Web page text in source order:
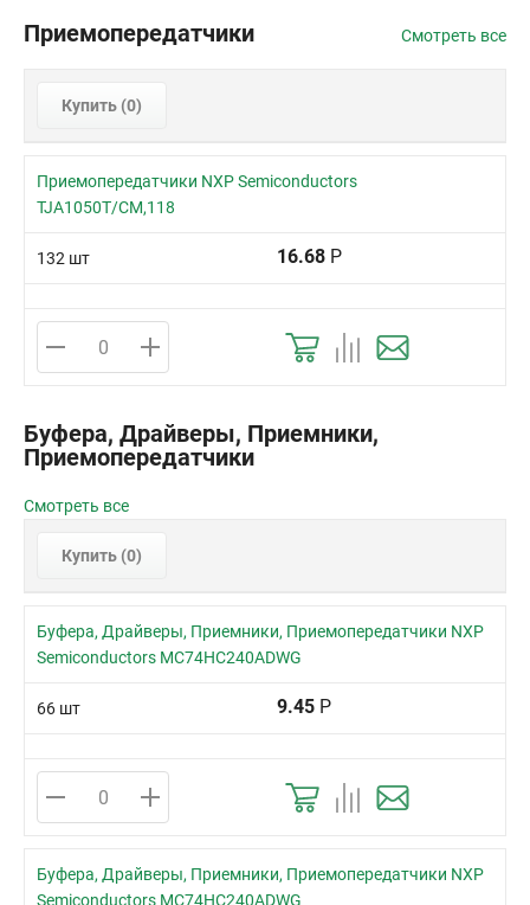
Приемопередатчики Смотреть все
Купить (0)
Приемопередатчики NXP Semiconductors
TJA1050T/CM,118
132 шт 16.68 Р
Буфера, Драйверы, Приемники,
Приемопередатчики
Смотреть все
Купить (0)
Буфера, Драйверы, Приемники, Приемопередатчики NXP
Semiconductors MC74HC240ADWG
66 шт 9.45 Р
Буфера, Драйверы, Приемники, Приемопередатчики NXP
Semiconductors MC74HC240ADWG